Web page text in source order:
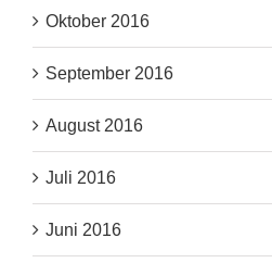
Oktober 2016
September 2016
August 2016
Juli 2016
Juni 2016